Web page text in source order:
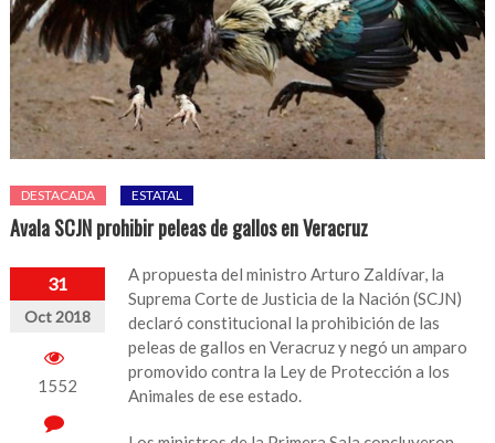
DESTACADA ESTATAL
Avala SCJN prohibir peleas de gallos en Veracruz
31
Oct 2018
1552
A propuesta del ministro Arturo Zaldívar, la
Suprema Corte de Justicia de la Nación (SCJN)
declaró constitucional la prohibición de las
peleas de gallos en Veracruz y negó un amparo
promovido contra la Ley de Protección a los
Animales de ese estado.